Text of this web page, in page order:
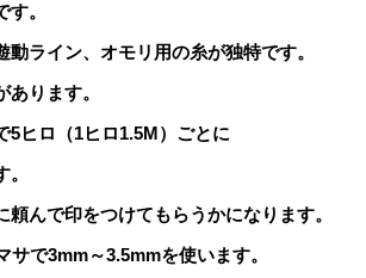
。
ライン、オモリ用の糸が独特です。
ります。
5ヒロ（1ヒロ1.5M）ごとに
んで印をつけてもらうかになります。
で3mm～3.5mmを使います。